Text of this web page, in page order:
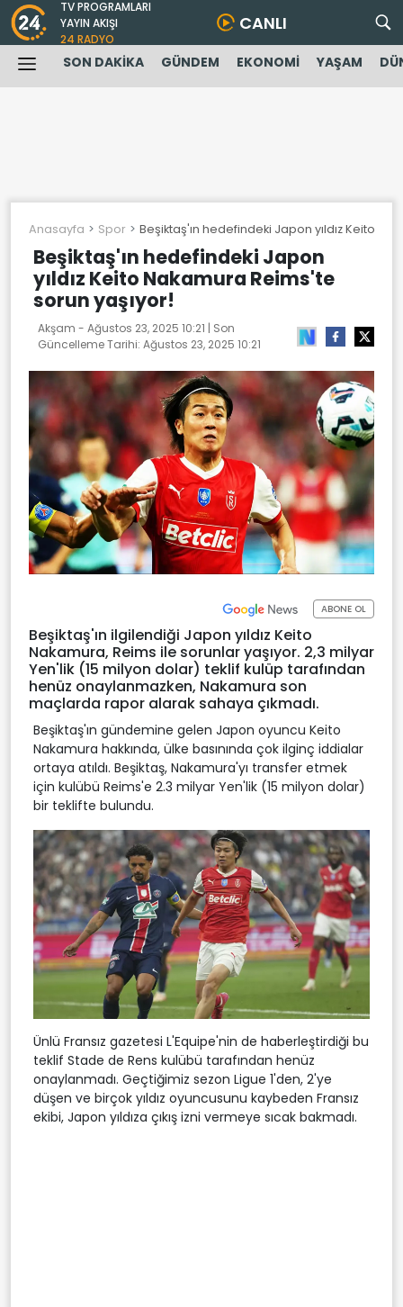
TV PROGRAMLARI
YAYIN AKIŞI
24 RADYO
CANLI
SON DAKİKA GÜNDEM EKONOMİ YAŞAM
Anasayfa Spor Beşiktaş'ın hedefindeki Japon yıldız Keito
Beşiktaş'ın hedefindeki Japon
yıldız Keito Nakamura Reims'te
sorun yaşıyor!
Akşam - Ağustos 23, 2025 10:21 | Son
Güncelleme Tarihi: Ağustos 23, 2025 10:21
ABONE OL
Beşiktaş'ın ilgilendiği Japon yıldız Keito
Nakamura, Reims ile sorunlar yaşıyor. 2,3 milyar
Yen'lik (15 milyon dolar) teklif kulüp tarafından
henüz onaylanmazken, Nakamura son
maçlarda rapor alarak sahaya çıkmadı.
Beşiktaş'ın gündemine gelen Japon oyuncu Keito
Nakamura hakkında, ülke basınında çok ilginç iddialar
ortaya atıldı. Beşiktaş, Nakamura'yı transfer etmek
için kulübü Reims'e 2.3 milyar Yen'lik (15 milyon dolar)
bir teklifte bulundu.
Ünlü Fransız gazetesi L'Equipe'nin de haberleştirdiği bu
teklif Stade de Rens kulübü tarafından henüz
onaylanmadı. Geçtiğimiz sezon Ligue 1'den, 2'ye
düşen ve birçok yıldız oyuncusunu kaybeden Fransız
ekibi, Japon yıldıza çıkış izni vermeye sıcak bakmadı.